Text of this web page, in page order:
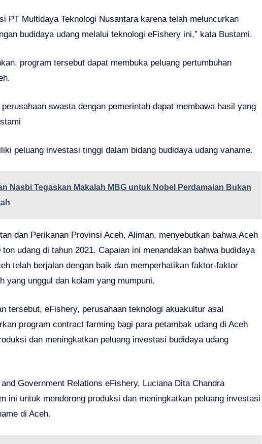
PT Multidaya Teknologi Nusantara karena telah meluncurkan
budidaya udang melalui teknologi eFishery ini,” kata Bustami.
program tersebut dapat membuka peluang pertumbuhan
swasta dengan pemerintah dapat membawa hasil yang
peluang investasi tinggi dalam bidang budidaya udang vaname.
Nasbi Tegaskan Makalah MBG untuk Nobel Perdamaian Bukan
dan Perikanan Provinsi Aceh, Aliman, menyebutkan bahwa Aceh
udang di tahun 2021. Capaian ini menandakan bahwa budidaya
telah berjalan dengan baik dan memperhatikan faktor-faktor
yang unggul dan kolam yang mumpuni.
tersebut, eFishery, perusahaan teknologi akuakultur asal
program contract farming bagi para petambak udang di Aceh
dan meningkatkan peluang investasi budidaya udang
Government Relations eFishery, Luciana Dita Chandra
ini untuk mendorong produksi dan meningkatkan peluang investasi
di Aceh.